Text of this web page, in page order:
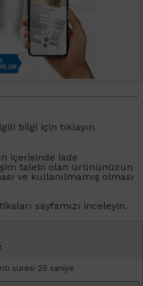
bilgi için tıklayın.
içerisinde iade
talebi olan ürününüzün
ve kullanılmamış olması
sayfamızı inceleyin.
süresi 25 saniye